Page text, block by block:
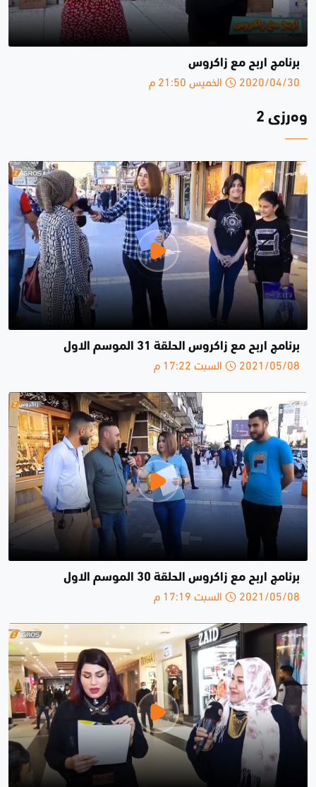
برنامج اربح مع زاكروس
2020/04/30 الخميس 21:50 م
وەرزی 2
برنامج اربح مع زاكروس الحلقة 31 الموسم الاول
2021/05/08 السبت 17:22 م
برنامج اربح مع زاكروس الحلقة 30 الموسم الاول
2021/05/08 السبت 17:19 م